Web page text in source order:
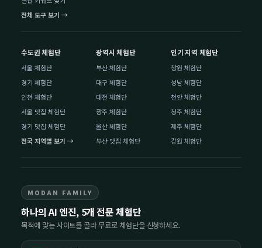
전체 도구 보기 →
수도권 체험단
서울 체험단
경기 체험단
인천 체험단
서울 맛집 체험단
경기 맛집 체험단
전국 지역별 보기 →
광역시 체험단
부산 체험단
대구 체험단
대전 체험단
광주 체험단
울산 체험단
부산 맛집 체험단
인기 지역 체험단
창원 체험단
성남 체험단
천안 체험단
청주 체험단
제주 체험단
강원 체험단
MODAN FAMILY
하나의 AI 엔진, 5개 전문 체험단
목적에 맞는 사이트를 골라 무료로 체험단을 신청하세요.